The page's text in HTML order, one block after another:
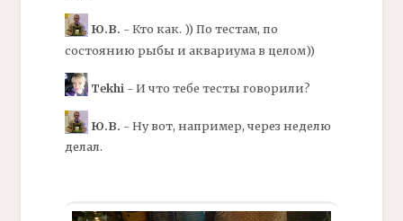
Ю.В. - Кто как. )) По тестам, по
состоянию рыбы и аквариума в целом))
Tekhi - И что тебе тесты говорили?
Ю.В. - Ну вот, например, через неделю
делал.